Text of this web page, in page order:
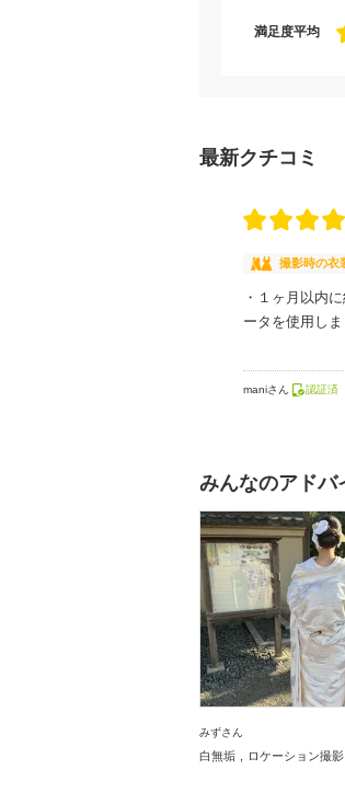
満足度平均
最新クチコミ
撮影時の衣
・１ヶ月以内
ータを使用し
maniさん 認証済
みんなのアドバ
みずさん
白無垢 ロケーション撮影